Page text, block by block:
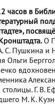
часов в
О
С. Пушкина и
Ольги
Г. В.
М. К.